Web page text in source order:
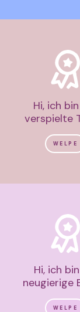
Hi, ich
verspielte
WELPE
Hi, ich
neugierige
WELPE